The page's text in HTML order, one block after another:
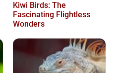
Kiwi Birds: The
Fascinating Flightless
Wonders